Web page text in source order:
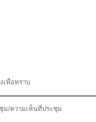
พื่อทราบ
ม/ความเห็นที่ประชุม